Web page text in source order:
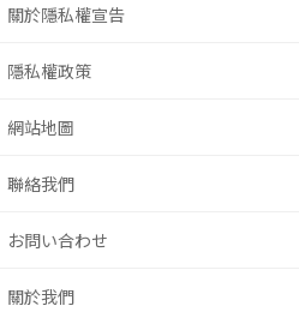
關於隱私權宣告
隱私權政策
網站地圖
聯絡我們
お問い合わせ
關於我們